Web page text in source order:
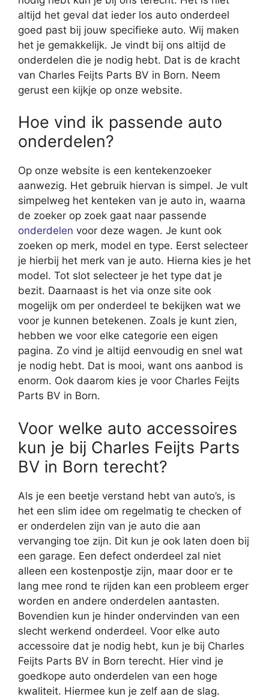
altijd het geval dat ieder los auto onderdeel
goed past bij jouw specifieke auto. Wij maken
het je gemakkelijk. Je vindt bij ons altijd de
onderdelen die je nodig hebt. Dat is de kracht
van Charles Feijts Parts BV in Born. Neem
gerust een kijkje op onze website.
Hoe vind ik passende auto
onderdelen?
Op onze website is een kentekenzoeker
aanwezig. Het gebruik hiervan is simpel. Je vult
simpelweg het kenteken van je auto in, waarna
de zoeker op zoek gaat naar passende
onderdelen voor deze wagen. Je kunt ook
zoeken op merk, model en type. Eerst selecteer
je hierbij het merk van je auto. Hierna kies je het
model. Tot slot selecteer je het type dat je
bezit. Daarnaast is het via onze site ook
mogelijk om per onderdeel te bekijken wat we
voor je kunnen betekenen. Zoals je kunt zien,
hebben we voor elke categorie een eigen
pagina. Zo vind je altijd eenvoudig en snel wat
je nodig hebt. Dat is mooi, want ons aanbod is
enorm. Ook daarom kies je voor Charles Feijts
Parts BV in Born.
Voor welke auto accessoires
kun je bij Charles Feijts Parts
BV in Born terecht?
Als je een beetje verstand hebt van auto’s, is
het een slim idee om regelmatig te checken of
er onderdelen zijn van je auto die aan
vervanging toe zijn. Dit kun je ook laten doen bij
een garage. Een defect onderdeel zal niet
alleen een kostenpostje zijn, maar door er te
lang mee rond te rijden kan een probleem erger
worden en andere onderdelen aantasten.
Bovendien kun je hinder ondervinden van een
slecht werkend onderdeel. Voor elke auto
accessoire dat je nodig hebt, kun je bij Charles
Feijts Parts BV in Born terecht. Hier vind je
goedkope auto onderdelen van een hoge
kwaliteit. Hiermee kun je zelf aan de slag.